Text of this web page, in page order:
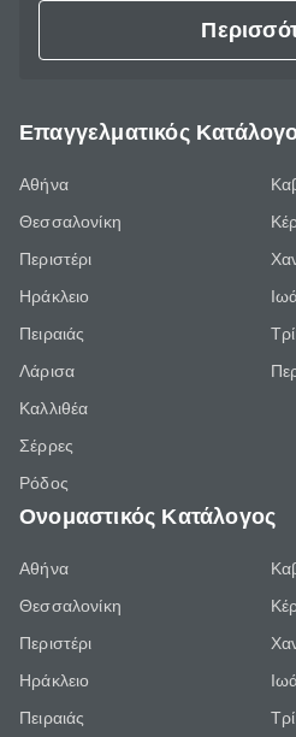
Επαγγελματικός
Αθήνα
Θεσσαλονίκη
Περιστέρι
Ηράκλειο
Πειραιάς
Λάρισα
Καλλιθέα
Σέρρες
Ρόδος
Ονομαστικός Κατάλογος
Αθήνα
Θεσσαλονίκη
Περιστέρι
Ηράκλειο
Πειραιάς